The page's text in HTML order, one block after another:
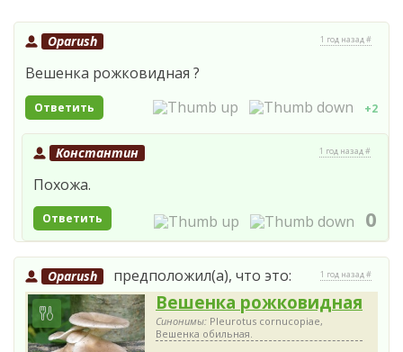
Oparush 1 год назад #
Вешенка рожковидная ?
Ответить +2
Константин 1 год назад #
Похожа.
Ответить 0
Oparush предположил(а), что это: 1 год назад #
Вешенка рожковидная
Синонимы: Pleurotus cornucopiae,
Вешенка обильная.